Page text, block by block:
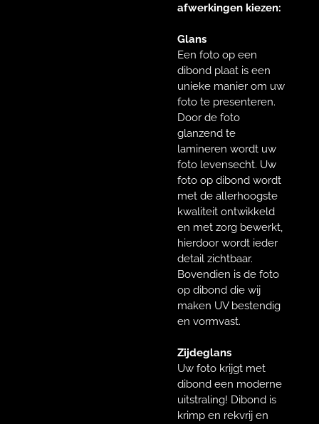
afwerkingen kiezen:
Glans
Een foto op een
dibond plaat is een
unieke manier om uw
foto te presenteren.
Door de foto
glanzend te
lamineren wordt uw
foto levensecht. Uw
foto op dibond wordt
met de allerhoogste
kwaliteit ontwikkeld
en met zorg bewerkt,
hierdoor wordt ieder
detail zichtbaar.
Bovendien is de foto
op dibond die wij
maken UV bestendig
en vormvast.
Zijdeglans
Uw foto krijgt met
dibond een moderne
uitstraling! Dibond is
krimp en rekvrij en